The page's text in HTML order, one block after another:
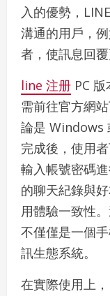
入的優勢，
溝通的用戶，
者，使訊息回覆
line 注册 PC
需前往官方網
論是 Windows
完成後，使用
輸入帳號密碼
的聊天紀錄與
用體驗一致性
不僅僅是一個
訊生態系統。
在實際使用上